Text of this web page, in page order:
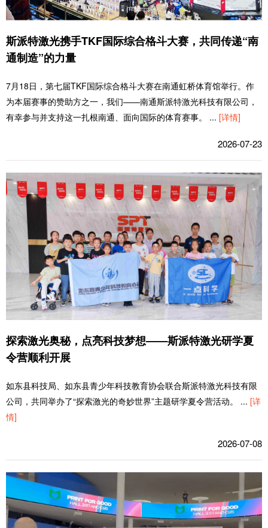
斯派特激光携手TKF国际综合格斗大赛，共同传递“南
通制造”的力量
7月18日，第七届TKF国际综合格斗大赛在南通虹桥体育馆举行。作
为本届赛事的赞助方之一，我们——南通斯派特激光科技有限公司，
有幸参与并支持这一扎根南通、面向国际的体育赛事。 ... [详情]
2026-07-23
探索激光奥秘，点亮科技梦想——斯派特激光研学夏
令营顺利开展
如东县科技局、如东县青少年科技教育协会联合斯派特激光科技有限
公司，共同举办了“探索激光的奇妙世界”主题研学夏令营活动。 ... [详
情]
2026-07-08